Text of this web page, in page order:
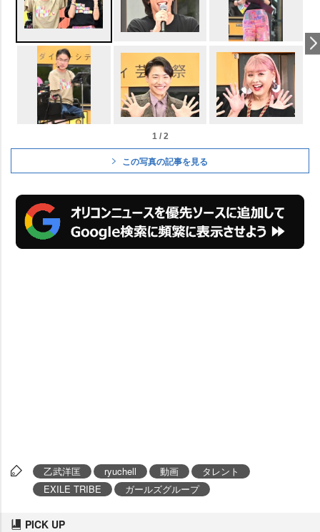
1 / 2
この写真の記事を見る
乙武洋匡 ryuchell 動画
タレント
EXILE TRIBE
ガールズグループ
PICK UP